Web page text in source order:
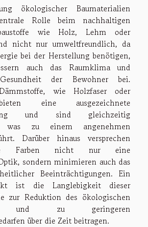
ökologischer Baumaterialien
Rolle beim nachhaltigen
wie Holz, Lehm oder
nicht nur umweltfreundlich, da
bei der Herstellung benötigen,
auch das Raumklima und
der Bewohner bei.
wie Holzfaser oder
eine ausgezeichnete
und sind gleichzeitig
was zu einem angenehmen
Darüber hinaus versprechen
Farben nicht nur eine
sondern minimieren auch das
Beeinträchtigungen. Ein
ist die Langlebigkeit dieser
zur Reduktion des ökologischen
und zu geringeren
über die Zeit beitragen.